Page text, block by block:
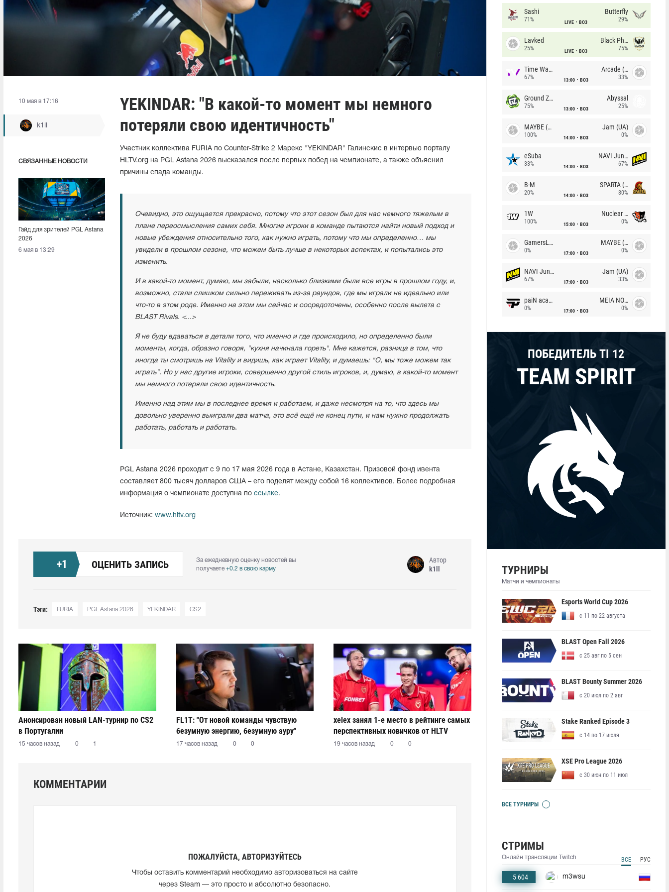
10 мая в 17:16
k1ll
СВЯЗАННЫЕ НОВОСТИ
Гайд для зрителей PGL Astana
2026
6 мая в 13:29
YEKINDAR: "В какой-то момент мы немного
потеряли свою идентичность"
Участник коллектива FURIA по Counter-Strike 2 Марекс "YEKINDAR" Галинскис в интервью порталу
HLTV.org на PGL Astana 2026 высказался после первых побед на чемпионате, а также объяснил
причины спада команды.
Очевидно, это ощущается прекрасно, потому что этот сезон был для нас немного тяжелым в
плане переосмысления самих себя. Многие игроки в команде пытаются найти новый подход и
новые убеждения относительно того, как нужно играть, потому что мы определенно… мы
увидели в прошлом сезоне, что можем быть лучше в некоторых аспектах, и попытались это
изменить.
И в какой-то момент, думаю, мы забыли, насколько близкими были все игры в прошлом году, и,
возможно, стали слишком сильно переживать из-за раундов, где мы играли не идеально или
что-то в этом роде. Именно на этом мы сейчас и сосредоточены, особенно после вылета с
BLAST Rivals. <...>
Я не буду вдаваться в детали того, что именно и где происходило, но определенно были
моменты, когда, образно говоря, "кухня начинала гореть". Мне кажется, разница в том, что
иногда ты смотришь на Vitality и видишь, как играет Vitality, и думаешь: "О, мы тоже можем так
играть". Но у нас другие игроки, совершенно другой стиль игроков, и, думаю, в какой-то момент
мы немного потеряли свою идентичность.
Именно над этим мы в последнее время и работаем, и даже несмотря на то, что здесь мы
довольно уверенно выиграли два матча, это всё ещё не конец пути, и нам нужно продолжать
работать, работать и работать.
PGL Astana 2026 проходит с 9 по 17 мая 2026 года в Астане, Казахстан. Призовой фонд ивента
составляет 800 тысяч долларов США – его поделят между собой 16 коллективов. Более подробная
информация о чемпионате доступна по ссылке.
Источник: www.hltv.org
+1 ОЦЕНИТЬ ЗАПИСЬ
За ежедневную оценку новостей вы
получаете +0.2 в свою карму
Автор
k1ll
Тэги: FURIA PGL Astana 2026 YEKINDAR CS2
Анонсирован новый LAN-турнир по CS2
в Португалии
15 часов назад 0 1
FL1T: "От новой команды чувствую
безумную энергию, безумную ауру"
17 часов назад 0 0
xelex⁠ занял 1-е место в рейтинге самых
перспективных новичков от HLTV
19 часов назад 0 0
КОММЕНТАРИИ
ПОЖАЛУЙСТА, АВТОРИЗУЙТЕСЬ
Чтобы оставить комментарий необходимо авторизоваться на сайте
через Steam — это просто и абсолютно безопасно.
Sashi
71% LIVE BO3
Butterfly
29%
Lavked
25% LIVE BO3
Black Phoenix
75%
Time Waves
67% 13:00 BO3
Arcade (AU)
33%
Ground Zero
75% 13:00 BO3
Abyssal
25%
MAYBE (UA)
100% 14:00 BO3
Jam (UA)
0%
eSuba
33% 14:00 BO3
NAVI Junior
67%
B-M
20% 14:00 BO3
SPARTA (RU)
80%
1W
100% 15:00 BO3
Nuclear TigeRES
0%
GamersLab
0% 17:00 BO3
MAYBE (UA)
0%
NAVI Junior
67% 17:00 BO3
Jam (UA)
33%
paiN academy
0% 17:00 BO3
MEIA NOITE
0%
ПОБЕДИТЕЛЬ TI 12
TEAM SPIRIT
ТУРНИРЫ
Матчи и чемпионаты
Esports World Cup 2026
с 11 по 22 августа
BLAST Open Fall 2026
с 25 авг по 5 сен
BLAST Bounty Summer 2026
с 20 июл по 2 авг
Stake Ranked Episode 3
с 14 по 17 июля
XSE Pro League 2026
с 30 июн по 11 июл
ВСЕ ТУРНИРЫ
СТРИМЫ
Онлайн трансляции Twitch ВСЕ РУС
5 604 m3wsu